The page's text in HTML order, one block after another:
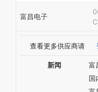
富昌电子
查看更多供应商请
新闻
富
国